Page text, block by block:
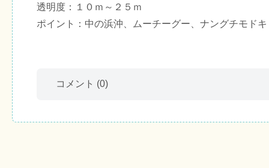
透明度：１０ｍ～２５ｍ
ポイント：中の浜沖、ムーチーグー、ナングチモドキ
コメント (0)